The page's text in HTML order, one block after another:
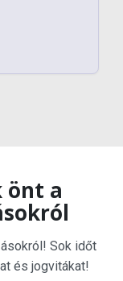
önt a
Sok időt
és jogvitákat!